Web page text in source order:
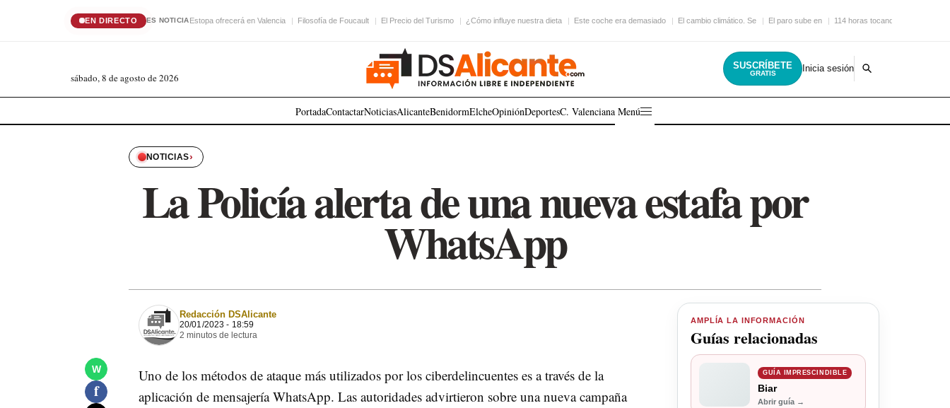
EN DIRECTO ES NOTICIAEstopa ofrecerá en Valencia Filosofía de Foucault El Precio del Turismo ¿Cómo influye nuestra dieta Este coche era demasiado El cambio climático. Se El paro sube en 114 horas tocando la
sábado, 8 de agosto de 2026
SUSCRÍBETE
GRATIS Inicia sesión
PortadaContactarNoticiasAlicanteBenidormElcheOpiniónDeportesC. Valenciana Menú
NOTICIAS›
La Policía alerta de una nueva estafa por
WhatsApp
W
f
Redacción DSAlicante
20/01/2023 - 18:59
2 minutos de lectura
Uno de los métodos de ataque más utilizados por los ciberdelincuentes es a través de la
aplicación de mensajería WhatsApp. Las autoridades advirtieron sobre una nueva campaña
AMPLÍA LA INFORMACIÓN
Guías relacionadas
GUÍA IMPRESCINDIBLE
Biar
Abrir guía →